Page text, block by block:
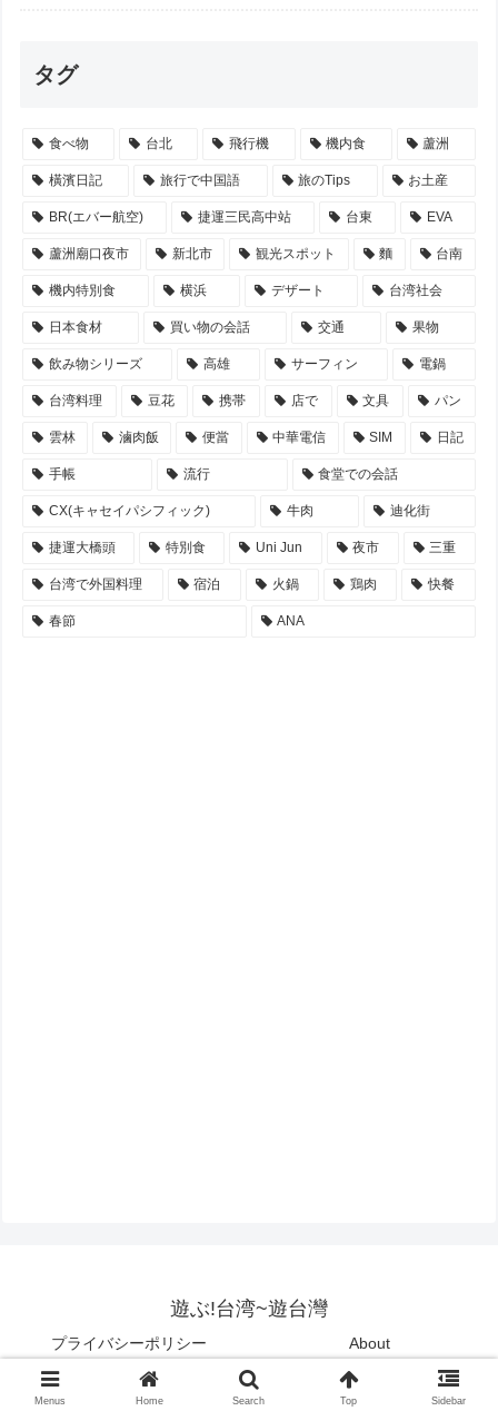
タグ
食べ物 台北 飛行機 機内食 蘆洲
橫濱日記 旅行で中国語 旅のTips お土産
BR(エバー航空) 捷運三民高中站 台東 EVA
蘆洲廟口夜市 新北市 観光スポット 麵 台南
機内特別食 横浜 デザート 台湾社会
日本食材 買い物の会話 交通 果物
飲み物シリーズ 高雄 サーフィン 電鍋
台湾料理 豆花 携帯 店で 文具 パン
雲林 滷肉飯 便當 中華電信 SIM 日記
手帳 流行 食堂での会話
CX(キャセイパシフィック) 牛肉 迪化街
捷運大橋頭 特別食 Uni Jun 夜市 三重
台湾で外国料理 宿泊 火鍋 鶏肉 快餐
春節 ANA
遊ぶ!台湾~遊台灣
プライバシーポリシー About
Copyright © 2015-2026 遊ぶ!台湾~遊台灣 All Rights Reserved.
Menus Home Search Top Sidebar